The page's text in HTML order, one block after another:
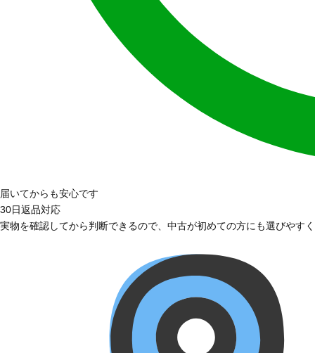
届いてからも安心です
30日返品対応
実物を確認してから判断できるので、中古が初めての方にも選びやす